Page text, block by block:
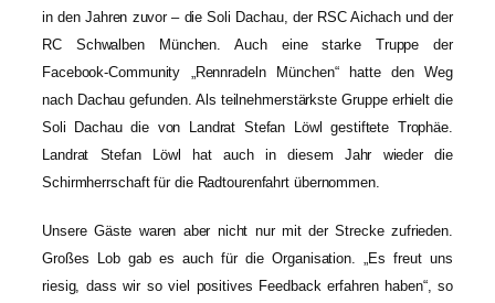
in den Jahren zuvor – die Soli Dachau, der RSC Aichach und der
RC Schwalben München. Auch eine starke Truppe der
Facebook-Community „Rennradeln München“ hatte den Weg
nach Dachau gefunden. Als teilnehmerstärkste Gruppe erhielt die
Soli Dachau die von Landrat Stefan Löwl gestiftete Trophäe.
Landrat Stefan Löwl hat auch in diesem Jahr wieder die
Schirmherrschaft für die Radtourenfahrt übernommen.
Unsere Gäste waren aber nicht nur mit der Strecke zufrieden.
Großes Lob gab es auch für die Organisation. „Es freut uns
riesig, dass wir so viel positives Feedback erfahren haben“, so